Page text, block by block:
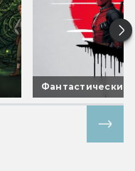
Фантастические